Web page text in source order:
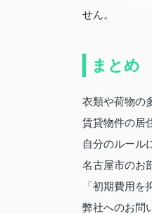
せん。
まとめ
衣類や荷物の
賃貸物件の居
自分のルール
名古屋市のお
「初期費用
弊社へのお問